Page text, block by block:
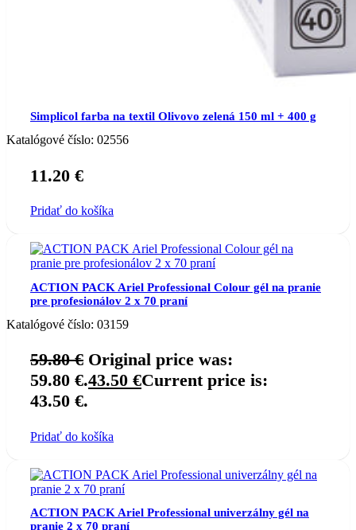
Simplicol farba na textil Olivovo zelená 150 ml + 400 g
Katalógové číslo: 02556
11.20 €
Pridať do košíka
ACTION PACK Ariel Professional Colour gél na pranie
pre profesionálov 2 x 70 praní
Katalógové číslo: 03159
59.80€ Original price was:
59.80 €.43.50 €Current price is:
43.50 €.
Pridať do košíka
ACTION PACK Ariel Professional univerzálny gél na
pranie 2 x 70 praní